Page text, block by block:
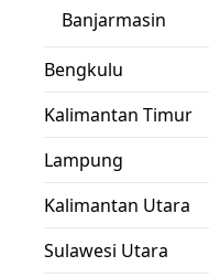
Banjarmasin
Bengkulu
Kalimantan Timur
Lampung
Kalimantan Utara
Sulawesi Utara